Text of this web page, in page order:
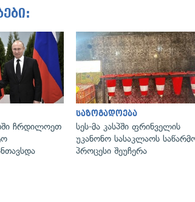
გადახედვა
ჩრდილოეთ
საზოგადოება
სეს-მა კასპში ფრინველის
უკანონო სასაკლაოს
პროცესი შეუჩერა